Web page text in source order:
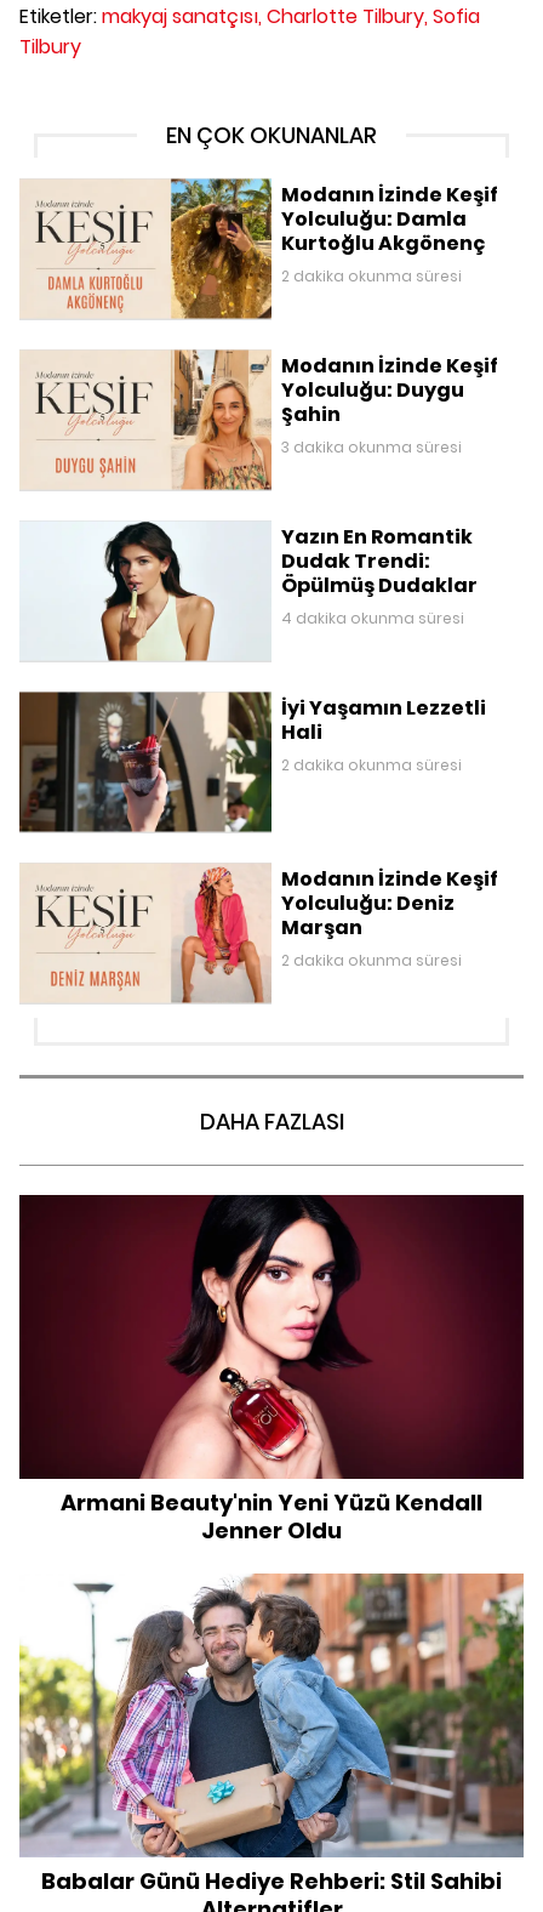
Etiketler:makyaj sanatçısı,Charlotte Tilbury,Sofia
Tilbury
EN ÇOK OKUNANLAR
Modanın İzinde Keşif
Yolculuğu: Damla
Kurtoğlu Akgönenç
2 dakika okunma süresi
Modanın İzinde Keşif
Yolculuğu: Duygu
Şahin
3 dakika okunma süresi
Yazın En Romantik
Dudak Trendi:
Öpülmüş Dudaklar
4 dakika okunma süresi
İyi Yaşamın Lezzetli
Hali
2 dakika okunma süresi
Modanın İzinde Keşif
Yolculuğu: Deniz
Marşan
2 dakika okunma süresi
DAHA FAZLASI
Armani Beauty'nin Yeni Yüzü Kendall
Jenner Oldu
Babalar Günü Hediye Rehberi: Stil Sahibi